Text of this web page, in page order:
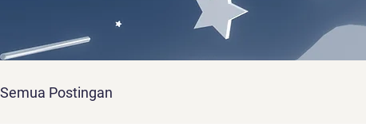
Semua Postingan